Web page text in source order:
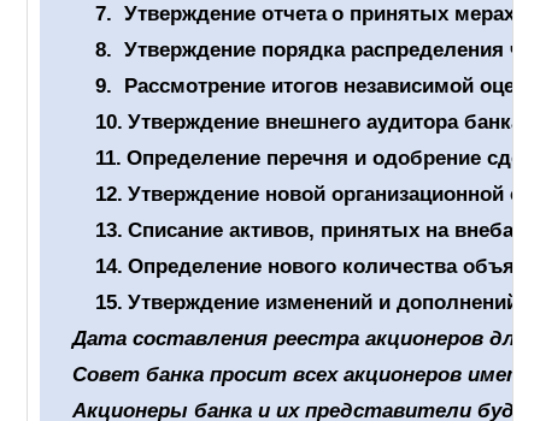
7. Утверждение отчета о принятых мерах
8. Утверждение порядка распределения
9. Рассмотрение итогов независимой
10. Утверждение внешнего аудитора банка
11. Определение перечня и одобрение
12. Утверждение новой организационной
13. Списание активов, принятых на
14. Определение нового количества
15. Утверждение изменений и дополнений,
Дата составления реестра акционеров для
Совет банка просит всех акционеров
Акционеры банка и их представители